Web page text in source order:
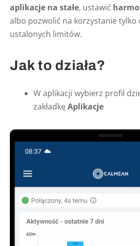
aplikacje na stałe, ustawić
albo pozwolić na korzystanie tylko
ustalonych limitów.
Jak to działa?
W aplikacji wybierz profil
zakładkęAplikacje